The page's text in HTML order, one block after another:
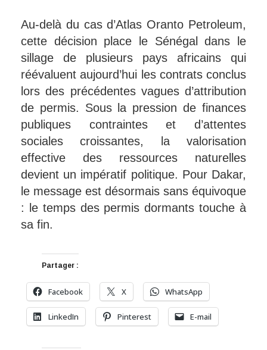
Au-delà du cas d’Atlas Oranto Petroleum,
cette décision place le Sénégal dans le
sillage de plusieurs pays africains qui
réévaluent aujourd’hui les contrats conclus
lors des précédentes vagues d’attribution
de permis. Sous la pression de finances
publiques contraintes et d’attentes
sociales croissantes, la valorisation
effective des ressources naturelles
devient un impératif politique. Pour Dakar,
le message est désormais sans équivoque
: le temps des permis dormants touche à
sa fin.
Partager :
Facebook X WhatsApp
LinkedIn Pinterest E-mail